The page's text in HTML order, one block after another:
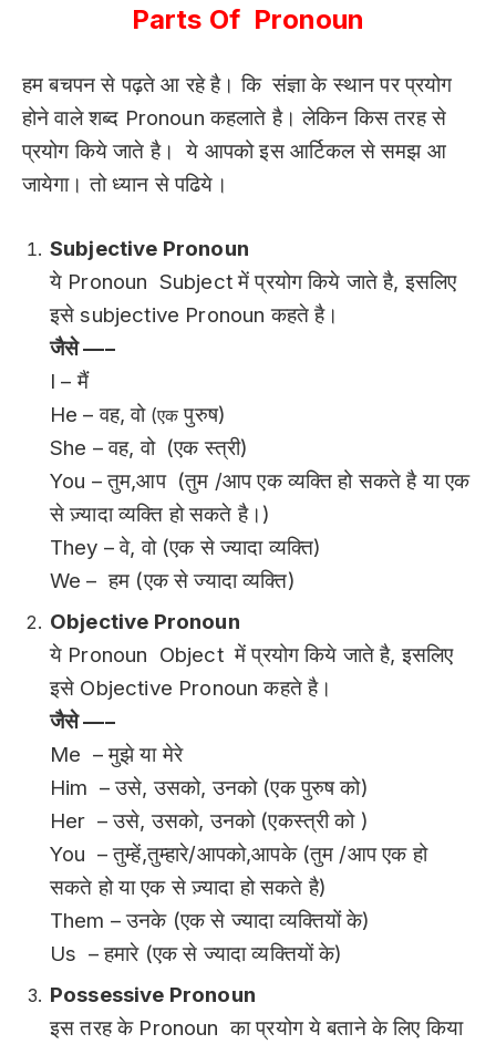
Parts Of Pronoun
हम बचपन से पढ़ते आ रहे है। कि संज्ञा के स्थान पर प्रयोग
होने वाले शब्द Pronoun कहलाते है। लेकिन किस तरह से
प्रयोग किये जाते है। ये आपको इस आर्टिकल से समझ आ
जायेगा। तो ध्यान से पढिये।
Subjective Pronoun
ये Pronoun Subject में प्रयोग किये जाते है, इसलिए
इसे subjective Pronoun कहते है।
जैसे —–
I – मैं
He – वह, वो(एकपुरुष)
She – वह, वो (एक स्त्री)
You – तुम,आप (तुम /आप एक व्यक्ति हो सकते है या एक
से ज़्यादा व्यक्ति हो सकते है।)
They – वे, वो (एक से ज्यादा व्यक्ति)
We – हम (एक से ज्यादा व्यक्ति)
Objective Pronoun
ये Pronoun Object में प्रयोग किये जाते है, इसलिए
इसे Objective Pronoun कहते है।
जैसे —–
Me – मुझे या मेरे
Him – उसे, उसको, उनको (एक पुरुष को)
Her – उसे, उसको, उनको (एकस्त्री को )
You – तुम्हें,तुम्हारे/आपको,आपके (तुम /आप एक हो
सकते हो या एक से ज़्यादा हो सकते है)
Them – उनके (एक से ज्यादा व्यक्तियों के)
Us – हमारे (एक से ज्यादा व्यक्तियों के)
Possessive Pronoun
इस तरह के Pronoun का प्रयोग ये बताने के लिए किया